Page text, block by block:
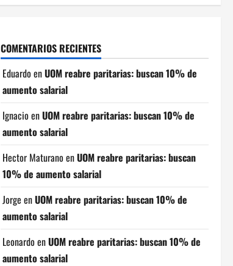
COMENTARIOS RECIENTES
Eduardo enUOM reabre paritarias: buscan 10% de
aumento salarial
Ignacio enUOM reabre paritarias: buscan 10% de
aumento salarial
Hector Maturano enUOM reabre paritarias: buscan
10% de aumento salarial
Jorge enUOM reabre paritarias: buscan 10% de
aumento salarial
Leonardo enUOM reabre paritarias: buscan 10% de
aumento salarial